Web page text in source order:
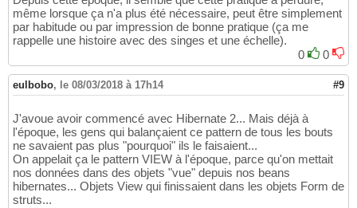
même lorsque ça n'a plus été nécessaire, peut être simplement
par habitude ou par impression de bonne pratique (ça me
rappelle une histoire avec des singes et une échelle).
0
0
eulbobo, le 08/03/2018 à 17h14 #9
J'avoue avoir commencé avec Hibernate 2... Mais déjà à
l'époque, les gens qui balançaient ce pattern de tous les bouts
ne savaient pas plus "pourquoi" ils le faisaient...
On appelait ça le pattern VIEW à l'époque, parce qu'on mettait
nos données dans des objets "vue" depuis nos beans
hibernates... Objets View qui finissaient dans les objets Form de
struts...